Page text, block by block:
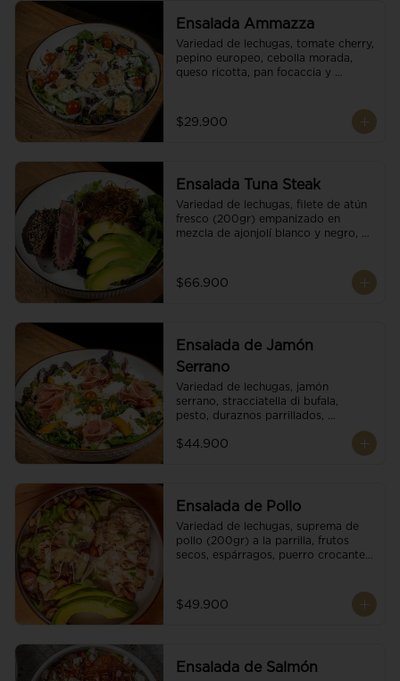
Ensalada Ammazza
Variedad de lechugas, tomate cherry,
pepino europeo, cebolla morada,
queso ricotta, pan focaccia y
$29.900
Ensalada Tuna Steak
Variedad de lechugas, filete de atún
fresco (200gr) empanizado en
mezcla de ajonjolí blanco y negro,
parmesano, puerro crocante y
reducción de balsámico.
$66.900
Ensalada de Jamón
Serrano
Variedad de lechugas, jamón
serrano, stracciatella di bufala,
pesto, duraznos parrillados,
tomate cherry y vinagreta
$44.900
Ensalada de Pollo
Variedad de lechugas, suprema de
pollo (200gr) a la parrilla, frutos
secos, espárragos, puerro crocante,
balsámico.
$49.900
Ensalada de Salmón